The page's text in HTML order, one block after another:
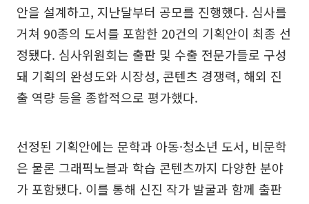
안을 설계하고, 지난달부터 공모를 진행했다. 심사를
거쳐 90종의 도서를 포함한 20건의 기획안이 최종 선
정됐다. 심사위원회는 출판 및 수출 전문가들로 구성
돼 기획의 완성도와 시장성, 콘텐츠 경쟁력, 해외 진
출 역량 등을 종합적으로 평가했다.
선정된 기획안에는 문학과 아동·청소년 도서, 비문학
은 물론 그래픽노블과 학습 콘텐츠까지 다양한 분야
가 포함됐다. 이를 통해 신진 작가 발굴과 함께 출판